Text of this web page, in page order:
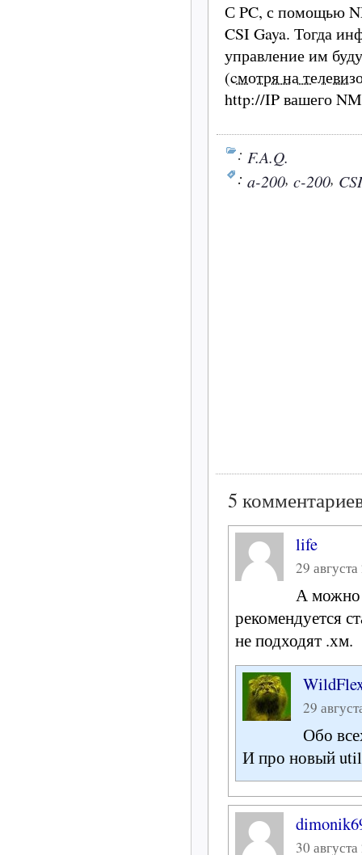
С PC, с помощью
CSI Gaya. Тогда
управление им
(cмотря на
http://IP вашего
: F.A.Q.
: a-200, c-200, CSI
5
life
29
А можно
рекомендуется
не подходят .хм.
29
Обо
И про новый
30